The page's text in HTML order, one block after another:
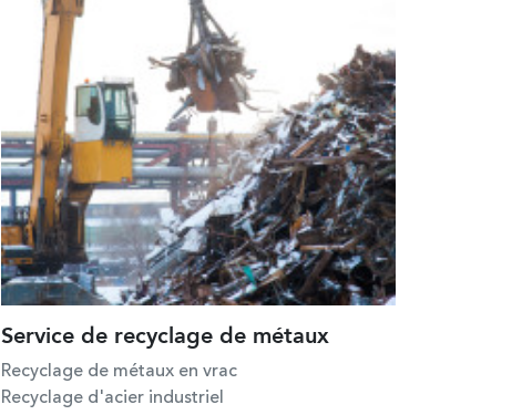
Service de recyclage de métaux
Recyclage de métaux en vrac
Recyclage d'acier industriel